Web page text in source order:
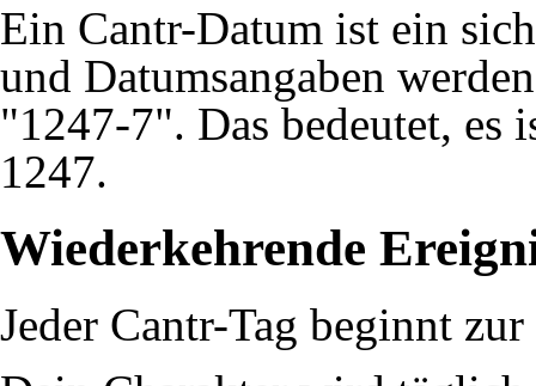
Ein Cantr-Datum ist ein
und Datumsangaben
"1247-7". Das bedeutet, es
1247.
Wiederkehrende
Jeder Cantr-Tag beginnt